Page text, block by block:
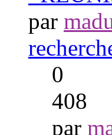
par
0
408
par